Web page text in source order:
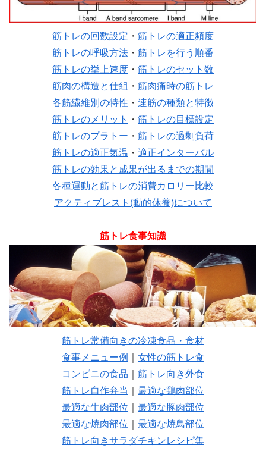
筋トレの回数設定 ・ 筋トレの適正頻度
筋トレの呼吸方法 ・ 筋トレを行う順番
筋トレの挙上速度 ・ 筋トレのセット数
筋肉の構造と仕組 ・ 筋肉痛時の筋トレ
各筋繊維別の特性 ・ 速筋の種類と特徴
筋トレのメリット
・ 筋トレの目標設定
筋トレのプラトー ・ 筋トレの過剰負荷
筋トレの適正気温 ・ 適正インターバル
筋トレの効果と成果が出るまでの期間
各種運動と筋トレの消費カロリー比較
アクティブレスト(動的休養)について
筋トレ食事知識
筋トレ常備向きの冷凍食品・食材
食事メニュー例
女性の筋トレ食
コンビニの食品
筋トレ向き外食
筋トレ自作弁当
最適な鶏肉部位
最適な牛肉部位
最適な豚肉部位
最適な焼肉部位
最適な焼鳥部位
筋トレ向きサラダチキンレシピ集